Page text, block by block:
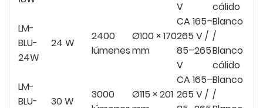
V
cálido
LM-
BLU-
24W
24 W
2400
lúmenes
Ø100 × 170
mm
CA 165–
265 V /
85–265
V
Blanco
/
Blanco
cálido
LM-
BLU-
30 W
3000
Ø115 × 201
CA 165–
265 V /
Blanco
/